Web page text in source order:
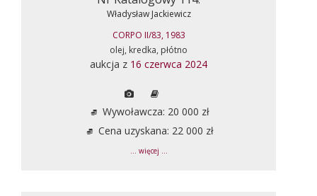
Władysław Jackiewicz
CORPO II/83, 1983
olej, kredka, płótno
aukcja z 16 czerwca 2024
Wywoławcza: 20 000 zł
Cena uzyskana: 22 000 zł
... więcej ...